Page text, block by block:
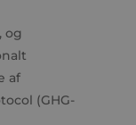
og
af
(GHG-